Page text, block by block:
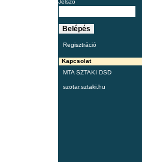
Jelszó
Regisztráció
Kapcsolat
MTA SZTAKI DSD
szotar.sztaki.hu